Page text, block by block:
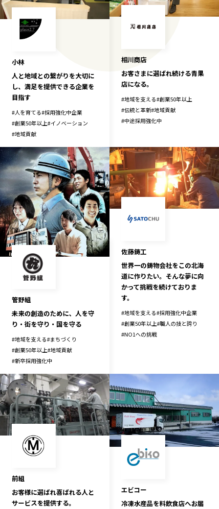
小林
人と地域との繋がりを大切に
し、満足を提供できる企業を
目指す
#人を育てる#採用強化中企業
#創業50年以上#イノベーション
#地域貢献
相川商店
お客さまに選ばれ続ける青果
店になる。
#地域を支える#創業50年以上
#伝統と革新#地域貢献
#中途採用強化中
管野組
未来の創造のために、人を守
り・街を守り・国を守る
#地域を支える#まちづくり
#創業50年以上#地域貢献
#新卒採用強化中
佐藤鋳工
世界一の鋳物会社をこの北海
道に作りたい。そんな夢に向
かって挑戦を続けておりま
す。
#地域を支える#採用強化中企業
#創業50年以上#職人の技と誇り
#NO1への挑戦
前組
お客様に選ばれ喜ばれる人と
サービスを提供する。
エビコー
冷凍水産品を料飲食店へお届